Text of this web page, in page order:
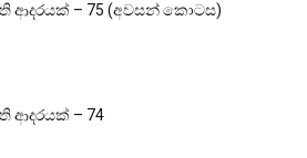
ආදරයක් – 75 (අවසන් කොටස)
ආදරයක් – 74